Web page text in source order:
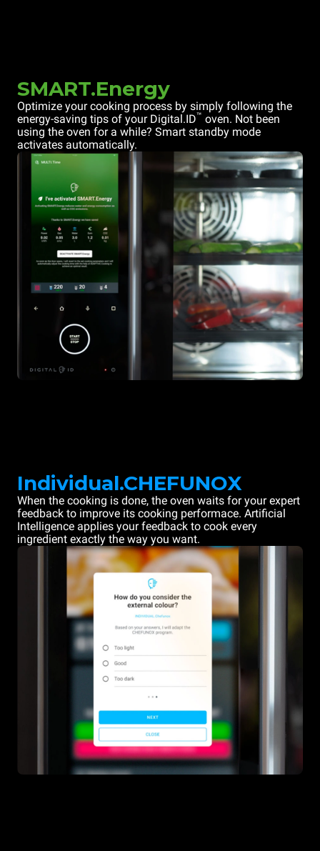
SMART.Energy
Optimize your cooking process by simply following the
energy-saving tips of your Digital.ID™ oven. Not been
using the oven for a while? Smart standby mode
activates automatically.
Individual.CHEFUNOX
When the cooking is done, the oven waits for your expert
feedback to improve its cooking performace. Artificial
Intelligence applies your feedback to cook every
ingredient exactly the way you want.